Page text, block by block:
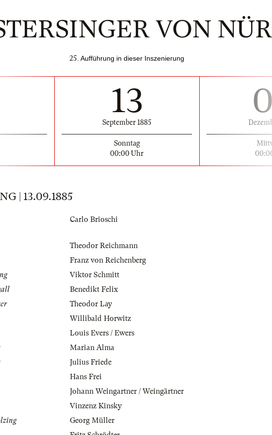
VON
25 . Aufführung in dieser Inszenierung
13
September 1885
Sonntag
00:00 Uhr
| 13.09.1885
Carlo Brioschi
Theodor Reichmann
Franz von Reichenberg
Viktor Schmitt
Benedikt Felix
Theodor Lay
Willibald Horwitz
Louis Evers / Ewers
Marian Alma
Julius Friede
Hans Frei
Johann Weingartner / Weingärtner
Vinzenz Kinsky
Georg Müller